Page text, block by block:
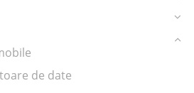
de date